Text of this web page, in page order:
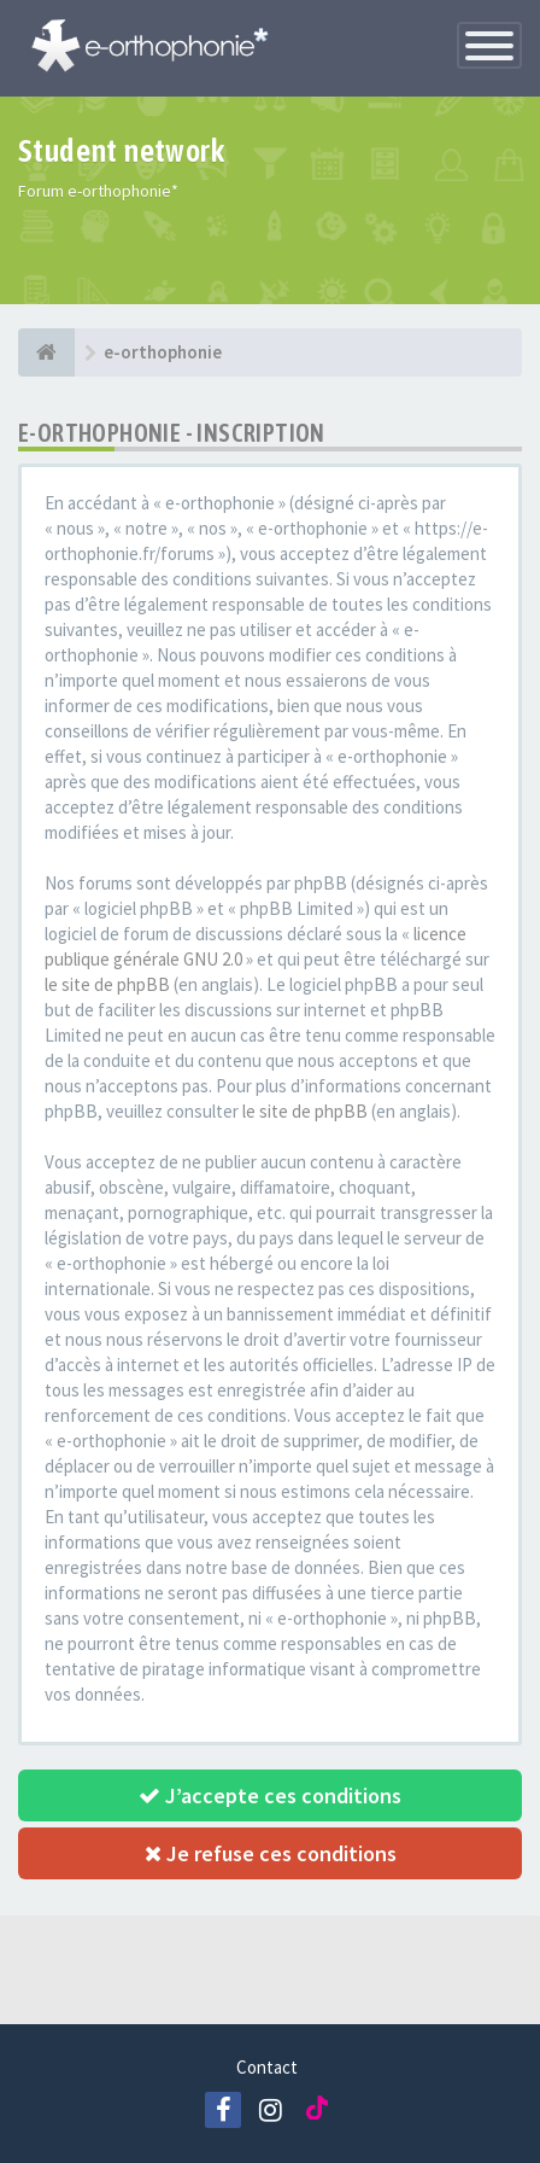
Toggle
Student network
Forum e-orthophonie*
e-orthophonie
E-ORTHOPHONIE - INSCRIPTION
En accédant à « e-orthophonie » (désigné ci-après par
« nous », « notre », « nos », « e-orthophonie » et « https://e-
orthophonie.fr/forums »), vous acceptez d’être légalement
responsable des conditions suivantes. Si vous n’acceptez
pas d’être légalement responsable de toutes les conditions
suivantes, veuillez ne pas utiliser et accéder à « e-
orthophonie ». Nous pouvons modifier ces conditions à
n’importe quel moment et nous essaierons de vous
informer de ces modifications, bien que nous vous
conseillons de vérifier régulièrement par vous-même. En
effet, si vous continuez à participer à « e-orthophonie »
après que des modifications aient été effectuées, vous
acceptez d’être légalement responsable des conditions
modifiées et mises à jour.
Nos forums sont développés par phpBB (désignés ci-après
par « logiciel phpBB » et « phpBB Limited ») qui est un
logiciel de forum de discussions déclaré sous la « licence
publique générale GNU 2.0» et qui peut être téléchargé sur
le site de phpBB (en anglais). Le logiciel phpBB a pour seul
but de faciliter les discussions sur internet et phpBB
Limited ne peut en aucun cas être tenu comme responsable
de la conduite et du contenu que nous acceptons et que
nous n’acceptons pas. Pour plus d’informations concernant
phpBB, veuillez consulterle site de phpBB (en anglais).
Vous acceptez de ne publier aucun contenu à caractère
abusif, obscène, vulgaire, diffamatoire, choquant,
menaçant, pornographique, etc. qui pourrait transgresser la
législation de votre pays, du pays dans lequel le serveur de
« e-orthophonie » est hébergé ou encore la loi
internationale. Si vous ne respectez pas ces dispositions,
vous vous exposez à un bannissement immédiat et définitif
et nous nous réservons le droit d’avertir votre fournisseur
d’accès à internet et les autorités officielles. L’adresse IP de
tous les messages est enregistrée afin d’aider au
renforcement de ces conditions. Vous acceptez le fait que
« e-orthophonie » ait le droit de supprimer, de modifier, de
déplacer ou de verrouiller n’importe quel sujet et message à
n’importe quel moment si nous estimons cela nécessaire.
En tant qu’utilisateur, vous acceptez que toutes les
informations que vous avez renseignées soient
enregistrées dans notre base de données. Bien que ces
informations ne seront pas diffusées à une tierce partie
sans votre consentement, ni « e-orthophonie », ni phpBB,
ne pourront être tenus comme responsables en cas de
tentative de piratage informatique visant à compromettre
vos données.
J’accepte ces conditions
Je refuse ces conditions
Contact